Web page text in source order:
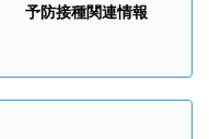
予防接種関連情報